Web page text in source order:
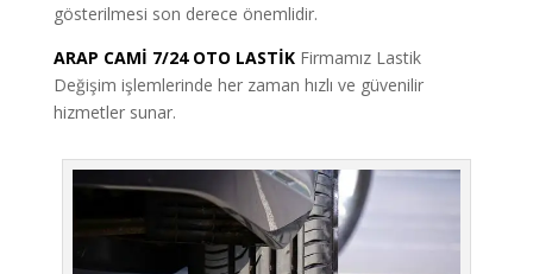
gösterilmesi son derece önemlidir.
ARAP CAMİ 7/24 OTO LASTİKFirmamız Lastik
Değişim işlemlerinde her zaman hızlı ve güvenilir
hizmetler sunar.